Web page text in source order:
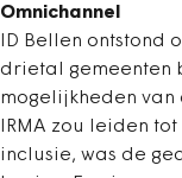
Omnichannel
ID Bellen ontstond
drietal gemeenten
mogelijkheden van
IRMA zou leiden
inclusie, was de